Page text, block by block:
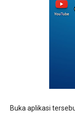
Buka aplikasi